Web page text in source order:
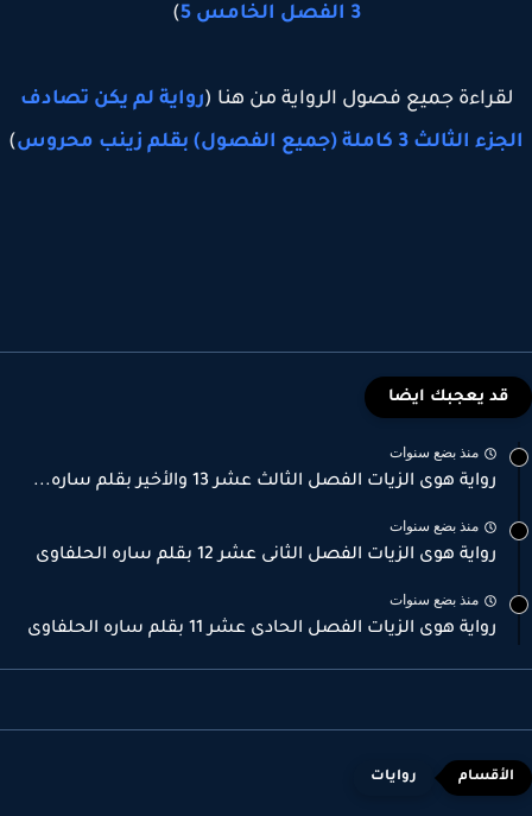
)
جميع فصول الرواية من هنا (رواية لم يكن تصادف
3 كاملة (جميع الفصول) بقلم زينب محروس
)
قد يعجبك ايضا
منذ بضع سنوات
رواية هوى الزيات الفصل الثالث عشر 13 والأخير بقلم ساره...
منذ بضع سنوات
رواية هوى الزيات الفصل الثانى عشر 12 بقلم ساره الحلفاوى
منذ بضع سنوات
رواية هوى الزيات الفصل الحادى عشر 11 بقلم ساره الحلفاوى
روايات